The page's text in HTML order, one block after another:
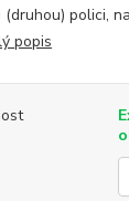
polici,
popis